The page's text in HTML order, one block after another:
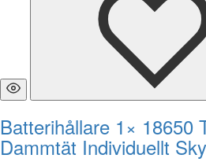
Batterihållare 1× 18650
Dammtät Individuellt